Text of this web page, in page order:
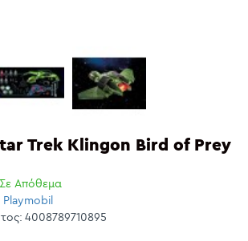
Trek Klingon Bird of Prey
Σε Απόθεμα
Playmobil
4008789710895